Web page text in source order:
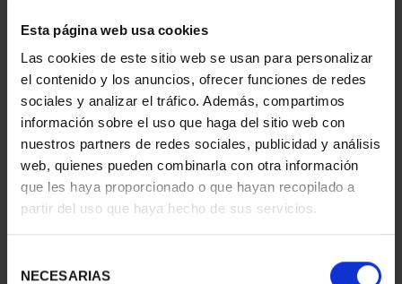
Esta página web usa cookies
Las cookies de este sitio web se usan para personalizar
el contenido y los anuncios, ofrecer funciones de redes
sociales y analizar el tráfico. Además, compartimos
información sobre el uso que haga del sitio web con
nuestros partners de redes sociales, publicidad y análisis
web, quienes pueden combinarla con otra información
que les haya proporcionado o que hayan recopilado a
partir del uso que haya hecho de sus servicios.
NECESARIAS
MARÍA DE MAEZTU
(2023) 8 REALES
140,00 €
250 ANIVERSARIO DE
JORGE JUAN (2023) 8 R...
140,00 €